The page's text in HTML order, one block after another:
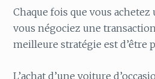
Chaque fois que vous
vous négociez une
meilleure stratégie est d’être
L’achat d’une voiture